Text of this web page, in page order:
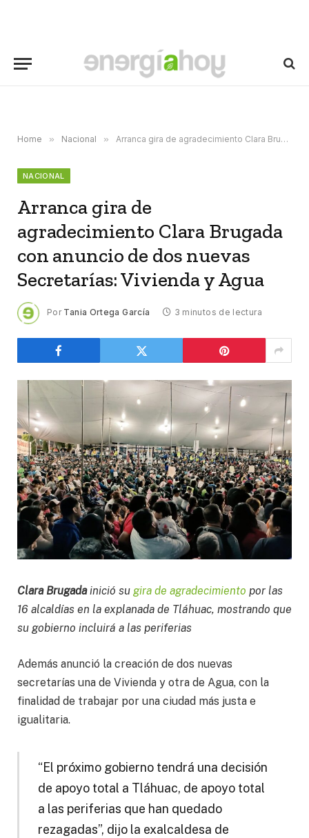
Home » Nacional » Arranca gira de agradecimiento Clara Brugada con anuncio de dos nuevas Secretarías: Vivienda y Agua
NACIONAL
Arranca gira de
agradecimiento Clara Brugada
con anuncio de dos nuevas
Secretarías: Vivienda y Agua
Por Tania Ortega García 3 minutos de lectura
Clara Brugadainició su gira de agradecimiento por las
16 alcaldías en la explanada de Tláhuac, mostrando que
su gobierno incluirá a las periferias
Además anunció la creación de dos nuevas
secretarías una de Vivienda y otra de Agua, con la
finalidad de trabajar por una ciudad más justa e
igualitaria.
“El próximo gobierno tendrá una decisión
de apoyo total a Tláhuac, de apoyo total
a las periferias que han quedado
rezagadas”, dijo la exalcaldesa de